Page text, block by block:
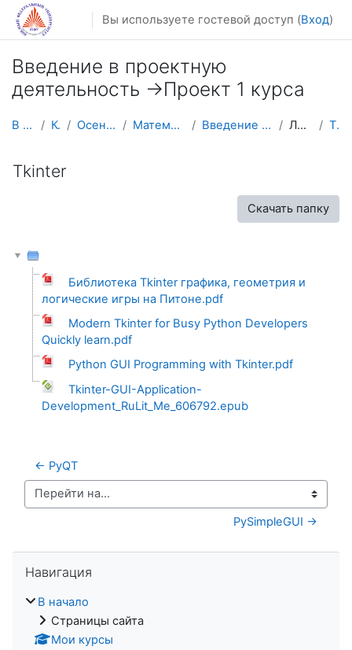
Перейти к основному содержанию
Вы используете гостевой доступ (Вход)
Введение в проектную
деятельность ->Проект 1 курса
В начало Курсы Осенний семестр Математика, механика Введение в проект - Проект 1 Литература Tkinter
Tkinter
Скачать папку
Библиотека Tkinter графика, геометрия и
логические игры на Питоне.pdf
Modern Tkinter for Busy Python Developers
Quickly learn.pdf
Python GUI Programming with Tkinter.pdf
Tkinter-GUI-Application-
Development_RuLit_Me_606792.epub
← PyQT
Перейти на...
PySimpleGUI →
Навигация
В начало
Страницы сайта
Мои курсы